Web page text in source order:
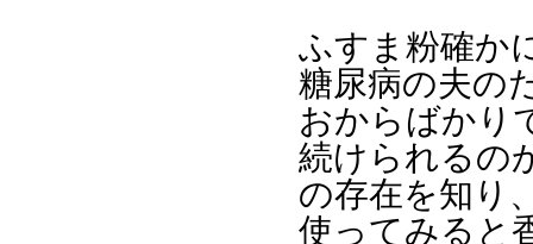
ふすま粉確か
糖尿病の夫の
おからばかり
続けられるの
の存在を知り
使ってみると